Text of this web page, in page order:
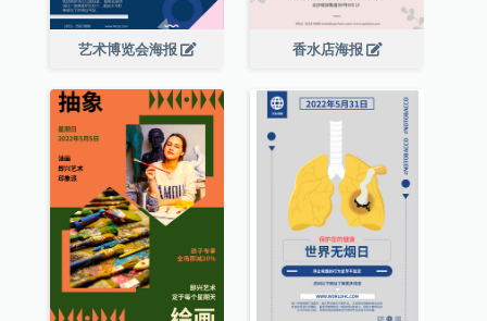
艺术博览会海报 香水店海报